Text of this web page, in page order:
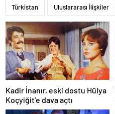
Türkistan Uluslararası İlişkiler
Kadir İnanır, eski dostu Hülya
Koçyiğit’e dava açtı